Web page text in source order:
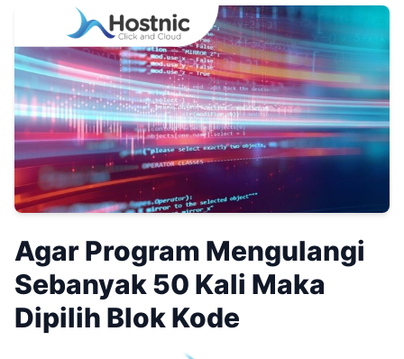
Agar Program Mengulangi
Sebanyak 50 Kali Maka
Dipilih Blok Kode